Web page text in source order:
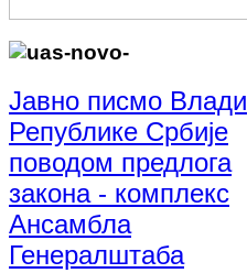
Јавно писмо Влади
Републике Србије
поводом предлога
закона - комплекс
Ансамбла
Генералштаба